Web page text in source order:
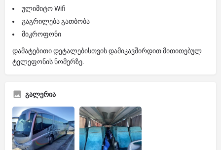
ულიმიტო Wifi
გაგრილება გათბობა
მიკროფონი
დამატებითი დეტალებისთვის დამიკავშირდით მითითებულ
ტელეფონის ნომერზე.
გალერია